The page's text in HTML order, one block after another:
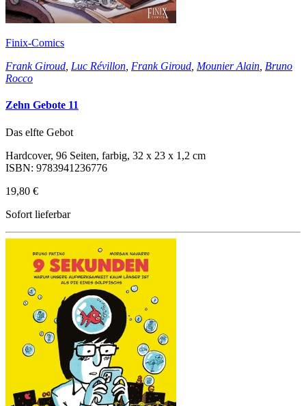
Finix-Comics
Frank Giroud Luc Révillon Frank Giroud Mounier Alain Bruno
Rocco
Zehn Gebote 11
Das elfte Gebot
Hardcover, 96 Seiten, farbig, 32 x 23 x 1,2 cm
ISBN: 9783941236776
19,80 €
Sofort lieferbar